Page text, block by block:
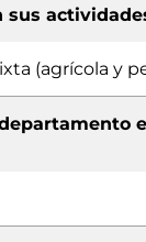
sus
(agrícola y